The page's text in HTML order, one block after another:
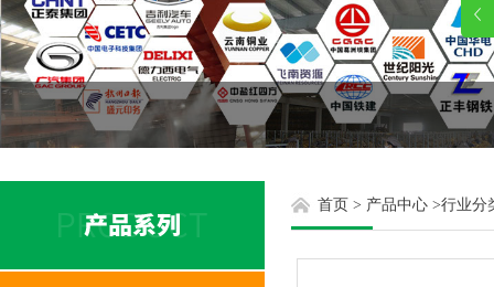
首页 > 产品中心 >行业分